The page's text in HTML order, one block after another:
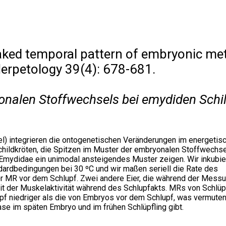
temporal pattern of embryonic
39(4): 678-681.
Stoffwechsels bei emydiden
die ontogenetischen Veränderungen im
die Spitzen im Muster der embryonalen
ein unimodal ansteigendes Muster zeigen. Wir
bei 30 ºC und wir maßen seriell die Rate des
vor dem Schlupf. Zwei andere Eier, die während der
Muskelaktivität während des Schlupfakts. MRs von
niedriger als die von Embryos vor dem Schlupf, was
im späten Embryo und im frühen Schlüpfling gibt.